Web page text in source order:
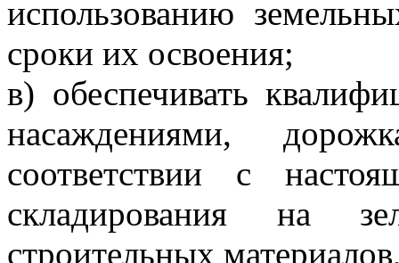
использованию
сроки их освоения;
в) обеспечивать
насаждениями,
соответствии с
складирования на
строительных